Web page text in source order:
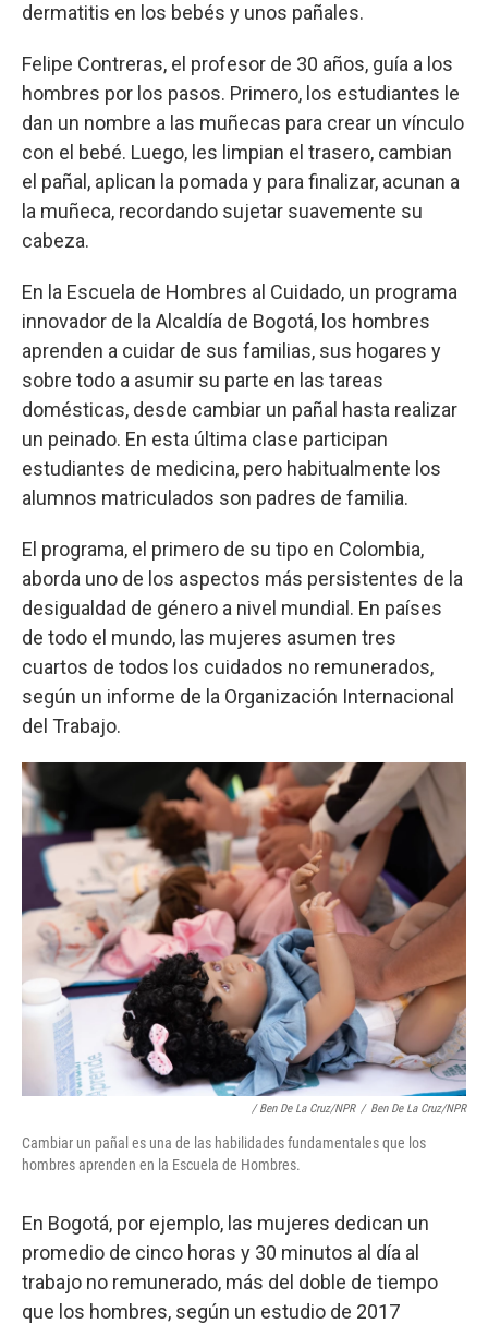
dermatitis en los bebés y unos pañales.
Felipe Contreras, el profesor de 30 años, guía a los
hombres por los pasos. Primero, los estudiantes le
dan un nombre a las muñecas para crear un vínculo
con el bebé. Luego, les limpian el trasero, cambian
el pañal, aplican la pomada y para finalizar, acunan a
la muñeca, recordando sujetar suavemente su
cabeza.
En la Escuela de Hombres al Cuidado, un programa
innovador de la Alcaldía de Bogotá, los hombres
aprenden a cuidar de sus familias, sus hogares y
sobre todo a asumir su parte en las tareas
domésticas, desde cambiar un pañal hasta realizar
un peinado. En esta última clase participan
estudiantes de medicina, pero habitualmente los
alumnos matriculados son padres de familia.
El programa, el primero de su tipo en Colombia,
aborda uno de los aspectos más persistentes de la
desigualdad de género a nivel mundial. En países
de todo el mundo, las mujeres asumen tres
cuartos de todos los cuidados no remunerados,
según un informe de la Organización Internacional
del Trabajo.
/ Ben De La Cruz/NPR / Ben De La Cruz/NPR
Cambiar un pañal es una de las habilidades fundamentales que los
hombres aprenden en la Escuela de Hombres.
En Bogotá, por ejemplo, las mujeres dedican un
promedio de cinco horas y 30 minutos al día al
trabajo no remunerado, más del doble de tiempo
que los hombres, según un estudio de 2017